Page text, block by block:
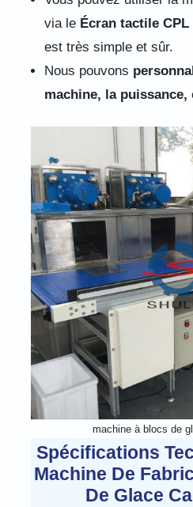
via le Écran tactile CPL
est très simple et sûr.
Nous pouvons
machine, la puissance,
machine à blocs de
Spécifications
Machine De
De Glace